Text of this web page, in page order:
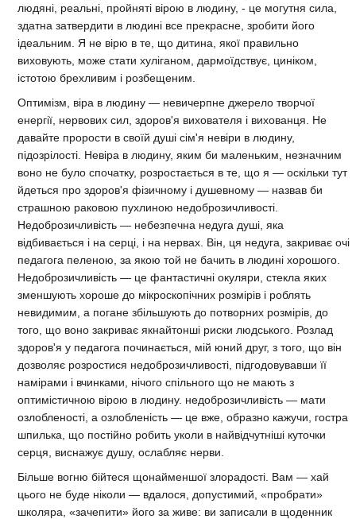
людяні, реальні, пройняті вірою в людину, - це могутня сила,
здатна затвердити в людині все прекрасне, зробити його
ідеальним. Я не вірю в те, що дитина, якої правильно
виховують, може стати хуліганом, дармоїдствує, циніком,
істотою брехливим і розбещеним.
Оптимізм, віра в людину — невичерпне джерело творчої
енергії, нервових сил, здоров'я вихователя і вихованця. Не
давайте прорости в своїй душі сім'я невіри в людину,
підозрілості. Невіра в людину, яким би маленьким, незначним
воно не було спочатку, розростається в те, що я — оскільки тут
йдеться про здоров'я фізичному і душевному — назвав би
страшною раковою пухлиною недоброзичливості.
Недоброзичливість — небезпечна недуга душі, яка
відбивається і на серці, і на нервах. Він, ця недуга, закриває очі
педагога пеленою, за якою той не бачить в людині хорошого.
Недоброзичливість — це фантастичні окуляри, стекла яких
зменшують хороше до мікроскопічних розмірів і роблять
невидимим, а погане збільшують до потворних розмірів, до
того, що воно закриває якнайтонші риски людського. Розлад
здоров'я у педагога починається, мій юний друг, з того, що він
дозволяє розростися недоброзичливості, підгодовувавши її
намірами і вчинками, нічого спільного що не мають з
оптимістичною вірою в людину. недоброзичливість — мати
озлобленості, а озлобленість — це вже, образно кажучи, гостра
шпилька, що постійно робить уколи в найвідчутніші куточки
серця, виснажує душу, ослабляє нерви.
Більше вогню бійтеся щонайменшої злорадості. Вам — хай
цього не буде ніколи — вдалося, допустимий, «пробрати»
школяра, «зачепити» його за живе: ви записали в щоденник